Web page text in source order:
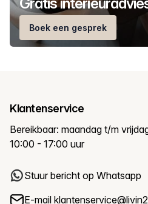
Boek een gesprek
Klantenservice
Bereikbaar: maandag t/m
10:00 - 17:00 uur
Stuur bericht op Whatsapp
E-mail